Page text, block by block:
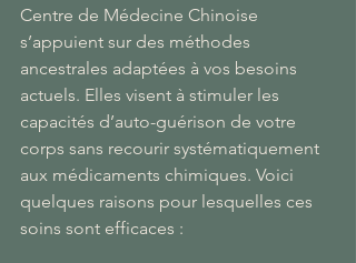
Centre de Médecine Chinoise
s’appuient sur des méthodes
ancestrales adaptées à vos besoins
actuels. Elles visent à stimuler les
capacités d’auto-guérison de votre
corps sans recourir systématiquement
aux médicaments chimiques. Voici
quelques raisons pour lesquelles ces
soins sont efficaces :